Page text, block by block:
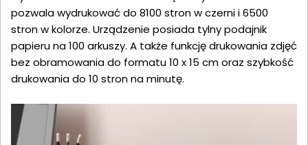
pozwala wydrukować do 8100 stron w czerni i 6500
stron w kolorze. Urządzenie posiada tylny podajnik
papieru na 100 arkuszy. A także funkcję drukowania zdjęć
bez obramowania do formatu 10 x 15 cm oraz szybkość
drukowania do 10 stron na minutę.